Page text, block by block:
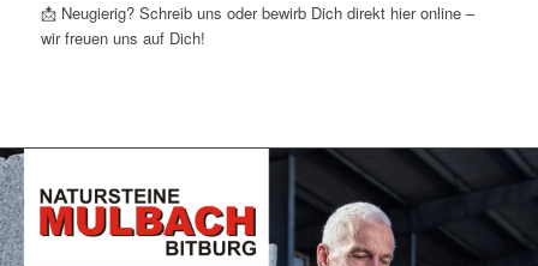
📩 Neugierig? Schreib uns oder bewirb Dich direkt hier online –
wir freuen uns auf Dich!